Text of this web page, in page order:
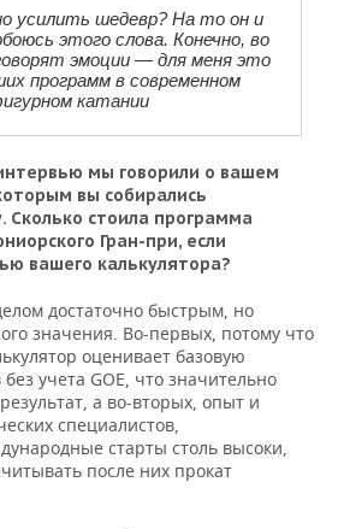
усилить шедевр? На то он и
этого слова. Конечно, во
эмоции — для меня это
программ в современном
катании
мы говорили о вашем
вы собирались
Сколько стоила программа
Гран-при, если
вашего калькулятора?
достаточно быстрым, но
значения. Во-первых, потому что
оценивает базовую
учета GOE, что значительно
а во-вторых, опыт и
специалистов,
старты столь высоки,
после них прокат